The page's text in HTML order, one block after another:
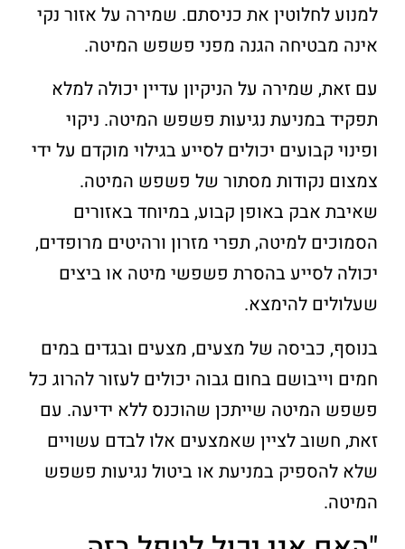
למנוע לחלוטין את כניסתם. שמירה על אזור נקי
אינה מבטיחה הגנה מפני פשפש המיטה.
עם זאת, שמירה על הניקיון עדיין יכולה למלא
תפקיד במניעת נגיעות פשפש המיטה. ניקוי
ופינוי קבועים יכולים לסייע בגילוי מוקדם על ידי
צמצום נקודות מסתור של פשפש המיטה.
שאיבת אבק באופן קבוע, במיוחד באזורים
הסמוכים למיטה, תפרי מזרון ורהיטים מרופדים,
יכולה לסייע בהסרת פשפשי מיטה או ביצים
שעלולים להימצא.
בנוסף, כביסה של מצעים, מצעים ובגדים במים
חמים וייבושם בחום גבוה יכולים לעזור להרוג כל
פשפש המיטה שייתכן שהוכנס ללא ידיעה. עם
זאת, חשוב לציין שאמצעים אלו לבדם עשויים
שלא להספיק במניעת או ביטול נגיעות פשפש
המיטה.